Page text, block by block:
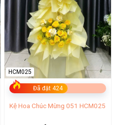
Đã đặt 424
HCM025
Kệ Hoa Chúc Mừng 051 HCM025